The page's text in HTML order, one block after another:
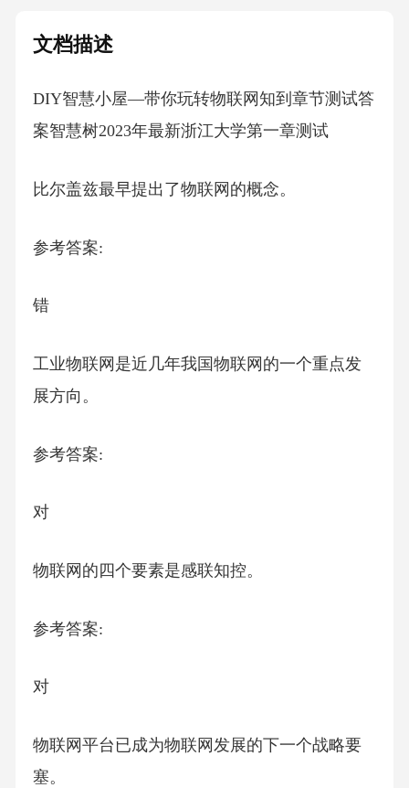
文档描述
DIY智慧小屋—带你玩转物联网知到章节测试答
案智慧树2023年最新浙江大学第一章测试
比尔盖兹最早提出了物联网的概念。
参考答案:
错
工业物联网是近几年我国物联网的一个重点发
展方向。
参考答案:
对
物联网的四个要素是感联知控。
参考答案:
对
物联网平台已成为物联网发展的下一个战略要
塞。